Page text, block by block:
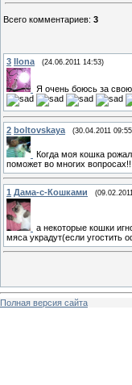
Всего комментариев: 3
3 Ilona (24.06.2011 14:53)
Я очень боюсь за
2 boltovskaya (30.04.2011
Когда моя кошка
поможет во многих вопросах!!!
1 Дама-с-Кошками
а некоторые кошки
мяса украдут(если угостить
Полная версия сайта